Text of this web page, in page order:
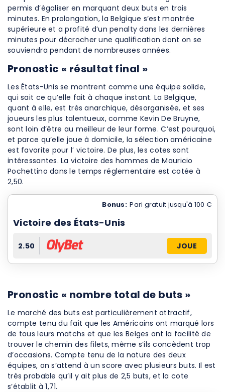
permis d’égaliser en marquant deux buts en trois
minutes. En prolongation, la Belgique s’est montrée
supérieure et a profité d’un penalty dans les dernières
minutes pour décrocher une qualification dont on se
souviendra pendant de nombreuses années.
Pronostic « résultat final »
Les États-Unis se montrent comme une équipe solide,
qui sait ce qu’elle fait à chaque instant. La Belgique,
quant à elle, est très anarchique, désorganisée, et ses
joueurs les plus talentueux, comme Kevin De Bruyne,
sont loin d’être au meilleur de leur forme. C’est pourquoi,
et parce qu’elle joue à domicile, la sélection américaine
est favorite pour l’ victoire. De plus, les cotes sont
intéressantes. La victoire des hommes de Mauricio
Pochettino dans le temps réglementaire est cotée à
2,50.
Bonus: Pari gratuit jusqu'à 100 €
Victoire des États-Unis
2.50 JOUE
Pronostic « nombre total de buts »
Le marché des buts est particulièrement attractif,
compte tenu du fait que les Américains ont marqué lors
de tous leurs matchs et que les Belges ont la facilité de
trouver le chemin des filets, même s’ils concèdent trop
d’occasions. Compte tenu de la nature des deux
équipes, on s’attend à un score avec plusieurs buts. Il est
très probable qu’il y ait plus de 2,5 buts, et la cote
s’établit à 1,71.